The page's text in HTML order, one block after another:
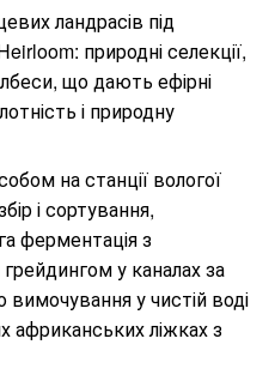
ландрасів під
природні селекції,
що дають ефірні
і природну
на станції вологої
і сортування,
ферментація з
у каналах за
вимочування у чистій воді
африканських ліжках з